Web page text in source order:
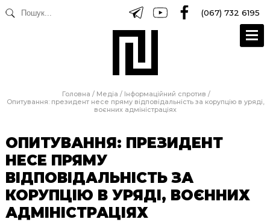
(067) 732 6195
Головна / Медіа / Інформаційний спротив /
Опитування: президент несе пряму відповідальність за корупцію в уряді,
воєнних адміністраціях
ОПИТУВАННЯ: ПРЕЗИДЕНТ
НЕСЕ ПРЯМУ
ВІДПОВІДАЛЬНІСТЬ ЗА
КОРУПЦІЮ В УРЯДІ, ВОЄННИХ
АДМІНІСТРАЦІЯХ